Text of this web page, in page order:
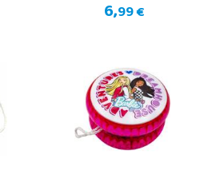
6,99 €